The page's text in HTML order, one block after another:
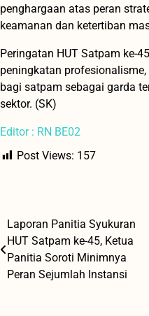
penghargaan atas peran
keamanan dan ketertiban
Peringatan HUT Satpam ke-
peningkatan
bagi satpam sebagai garda
sektor. (SK)
Editor : RN BE02
Post Views: 157
pos
Laporan Panitia Syukuran
HUT Satpam ke-45, Ketua
Panitia Soroti Minimnya
Peran Sejumlah Instansi